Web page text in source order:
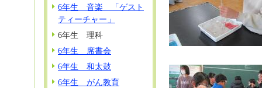
6年生 音楽 「ゲスト
ティーチャー」
6年生 理科
6年生 席書会
6年生 和太鼓
6年生 がん教育